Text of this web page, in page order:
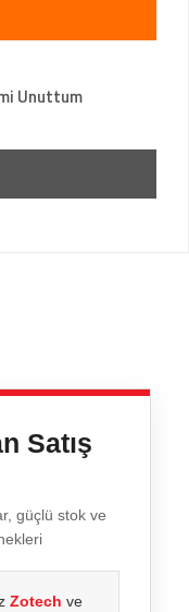
Unuttum
Satış
güçlü stok ve
Zotech ve